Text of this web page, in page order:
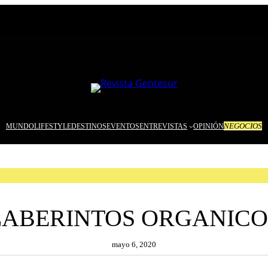
MUNDOLIFESTYLEDESTINOSEVENTOSENTREVISTAS OPINIÓNNEGOCIOS
mayo 6, 2020